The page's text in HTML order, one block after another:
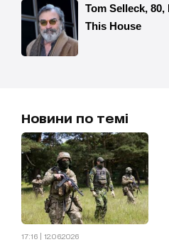
Новини по темі
17:16 | 12.06.2026